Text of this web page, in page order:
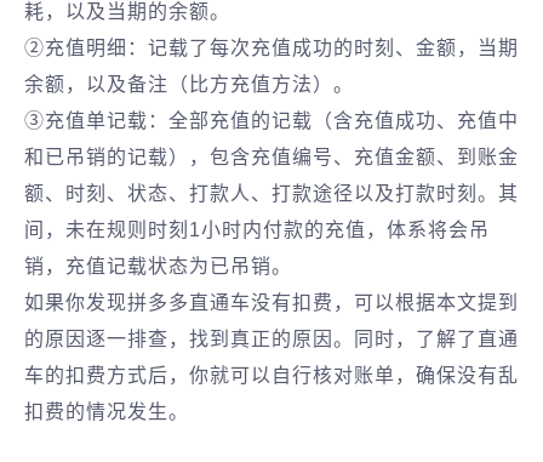
耗，以及当期的余额。
②充值明细：记载了每次充值成功的时刻、金额，当期
余额，以及备注（比方充值方法）。
③充值单记载：全部充值的记载（含充值成功、充值中
和已吊销的记载），包含充值编号、充值金额、到账金
额、时刻、状态、打款人、打款途径以及打款时刻。其
间，未在规则时刻1小时内付款的充值，体系将会吊
销，充值记载状态为已吊销。
如果你发现拼多多直通车没有扣费，可以根据本文提到
的原因逐一排查，找到真正的原因。同时，了解了直通
车的扣费方式后，你就可以自行核对账单，确保没有乱
扣费的情况发生。